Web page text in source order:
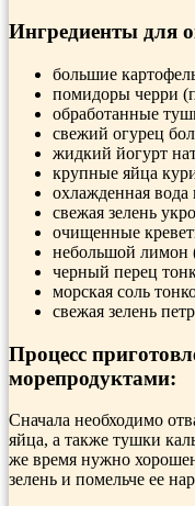
Ингредиенты для
большие
помидоры черри
обработанные
свежий огурец
жидкий йогурт
крупные яйца
охлажденная вода
свежая зелень
очищенные
небольшой лимон
черный перец
морская соль
свежая зелень
Процесс
морепродуктами:
Сначала необходимо
яйца, а также тушки
же время нужно
зелень и помельче ее